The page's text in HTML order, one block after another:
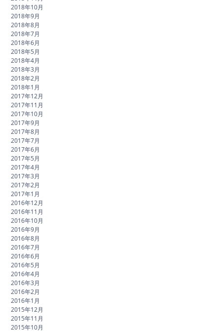
2018年10月
2018年9月
2018年8月
2018年7月
2018年6月
2018年5月
2018年4月
2018年3月
2018年2月
2018年1月
2017年12月
2017年11月
2017年10月
2017年9月
2017年8月
2017年7月
2017年6月
2017年5月
2017年4月
2017年3月
2017年2月
2017年1月
2016年12月
2016年11月
2016年10月
2016年9月
2016年8月
2016年7月
2016年6月
2016年5月
2016年4月
2016年3月
2016年2月
2016年1月
2015年12月
2015年11月
2015年10月